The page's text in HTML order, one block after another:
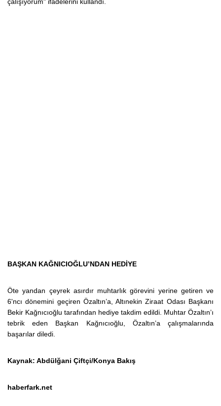
BAŞKAN KAĞNICIOĞLU’NDAN HEDİYE
Öte yandan çeyrek asırdır muhtarlık görevini yerine getiren ve
6'ncı dönemini geçiren Özaltın’a, Altınekin Ziraat Odası Başkanı
Bekir Kağnıcıoğlu tarafından hediye takdim edildi. Muhtar Özaltın’ı
tebrik eden Başkan Kağnıcıoğlu, Özaltın’a çalışmalarında
başarılar diledi.
Kaynak: Abdülğani Çiftçi/Konya Bakış
haberfark.net